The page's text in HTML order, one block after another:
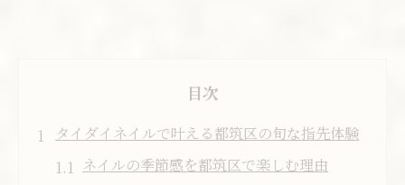
目次
タイダイネイルで叶える都筑区の旬な指先体験
ネイルの季節感を都筑区で楽しむ理由